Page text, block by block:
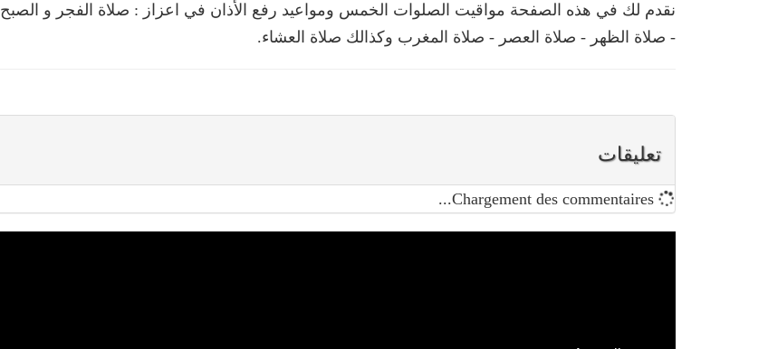
نقدم لك في هذه الصفحة مواقيت الصلوات الخمس ومواعيد رفع الأذان في اعزاز : صلاة الفجر و الصبح
- صلاة الظهر - صلاة العصر - صلاة المغرب وكذالك صلاة العشاء.
تعليقات